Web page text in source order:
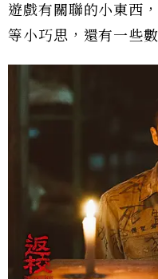
遊戲有關聯的小東西
等小巧思，還有一些